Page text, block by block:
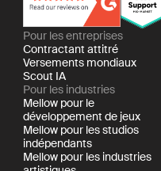
Pour les entreprises
Contractant attitré
Versements mondiaux
Scout IA
Pour les industries
Mellow pour le
développement de jeux
Mellow pour les studios
indépendants
Mellow pour les industries